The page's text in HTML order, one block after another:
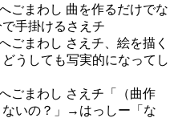
ごまわし 曲を作るだけでな
手掛けるさえチ
ごまわし さえチ、絵を描く
うしても写実的になってし
ごまわし さえチ「（曲作
ないの？」→はっしー「な